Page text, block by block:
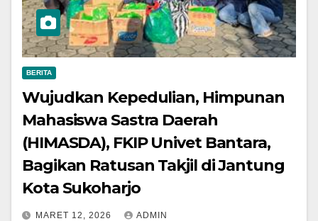
BERITA
Wujudkan Kepedulian, Himpunan
Mahasiswa Sastra Daerah
(HIMASDA), FKIP Univet Bantara,
Bagikan Ratusan Takjil di Jantung
Kota Sukoharjo
MARET 12, 2026 ADMIN